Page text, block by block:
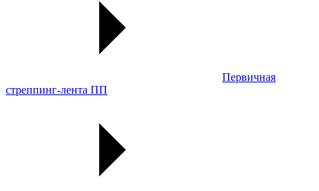
Первичная
стреппинг-лента ПП